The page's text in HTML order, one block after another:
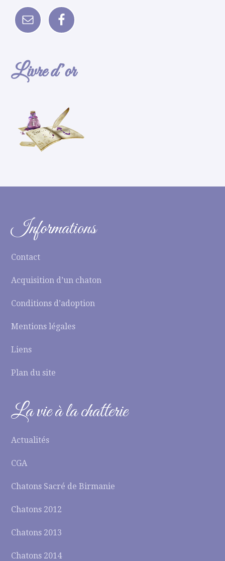
Livre d’or
Informations
Contact
Acquisition d’un chaton
Conditions d’adoption
Mentions légales
Liens
Plan du site
La vie à la chatterie
Actualités
CGA
Chatons Sacré de Birmanie
Chatons 2012
Chatons 2013
Chatons 2014